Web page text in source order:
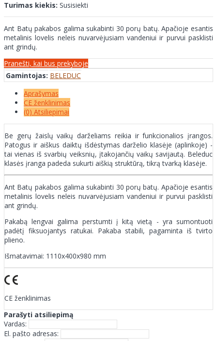
Turimas kiekis: Susisiekti
Ant Batų pakabos galima sukabinti 30 porų batų. Apačioje esantis
metalinis lovelis neleis nuvarvėjusiam vandeniui ir purvui pasklisti
ant grindų.
Pranešti, kai bus prekyboje
Gamintojas: BELEDUC
Aprašymas
CE ženklinimas
(0) Atsiliepimai
Be gerų žaislų vaikų darželiams reikia ir funkcionalios įrangos.
Patogus ir aiškus daiktų išdėstymas darželio klasėje (aplinkoje) -
tai vienas iš svarbių veiksnių, įtakojančių vaikų savijautą. Beleduc
klasės įranga padeda sukurti aiškią struktūrą, tikrą tvarką klasėje.
Ant Batų pakabos galima sukabinti 30 porų batų. Apačioje esantis
metalinis lovelis neleis nuvarvėjusiam vandeniui ir purvui pasklisti
ant grindų.
Pakabą lengvai galima perstumti į kitą vietą - yra sumontuoti
padėtį fiksuojantys ratukai. Pakaba stabili, pagaminta iš tvirto
plieno.
Išmatavimai: 1110x400x980 mm
CE ženklinimas
Parašyti atsiliepimą
Vardas:
El. pašto adresas: